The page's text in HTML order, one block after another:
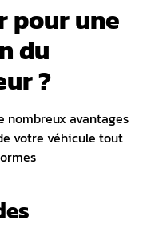
pour une
du
?
nombreux avantages
votre véhicule tout